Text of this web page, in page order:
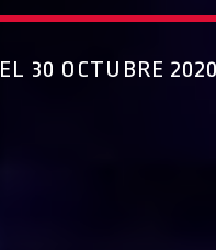
EL 30 OCTUBRE